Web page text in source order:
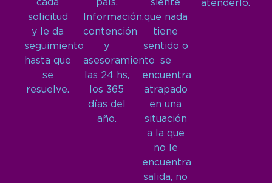
cada
solicitud
y le da
seguimiento
hasta que
se
resuelve.
país.
Información,
contención
y
asesoramiento
las 24 hs,
los 365
días del
año.
siente
que nada
tiene
sentido o
se
encuentra
atrapado
en una
situación
a la que
no le
encuentra
salida, no
atenderlo.